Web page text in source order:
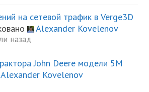
на сетевой трафик в Verge3D
Alexander Kovelenov
назад
John Deere модели 5М
Alexander Kovelenov